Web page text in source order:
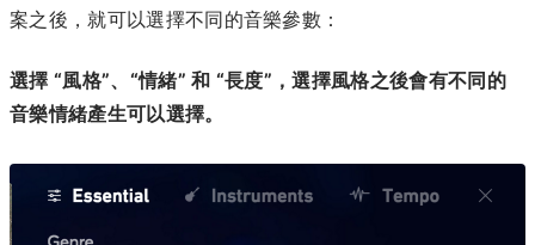
案之後，就可以選擇不同的音樂參數：
選擇 “風格”、“情緒” 和 “長度”，選擇風格之後會有不同的
音樂情緒產生可以選擇。